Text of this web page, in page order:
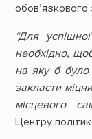
обов’язкового
“Для
необхідно,
на яку б було
закласти
місцевого
Центру